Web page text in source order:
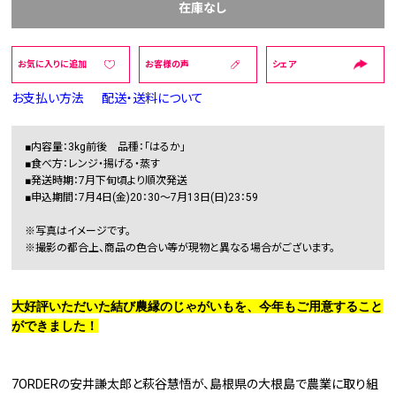
在庫なし
お気に入りに追加 お客様の声 シェア
お支払い方法 配送・送料について
■内容量：3kg前後 品種：「はるか」
■食べ方：レンジ・揚げる・蒸す
■発送時期：7月下旬頃より順次発送
■申込期間：7月4日(金)20：30～7月13日(日)23：59
※写真はイメージです。
※撮影の都合上、商品の色合い等が現物と異なる場合がございます。
大好評いただいた結び農縁のじゃがいもを、今年もご用意すること
ができました！
7ORDERの安井謙太郎と萩谷慧悟が、島根県の大根島で農業に取り組